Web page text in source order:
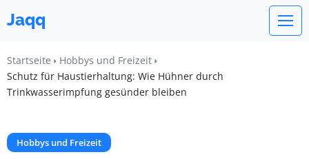
Jaqq
Startseite
Hobbys und Freizeit
Schutz für Haustierhaltung: Wie Hühner durch
Trinkwasserimpfung gesünder bleiben
Hobbys und Freizeit